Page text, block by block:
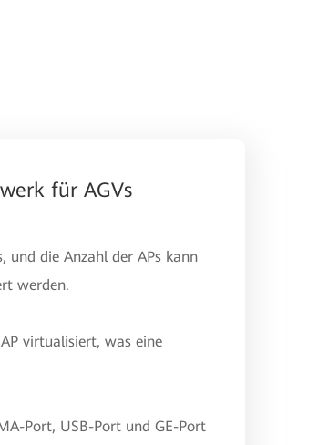
für AGVs
und die Anzahl der APs kann
werden.
virtualisiert, was eine
Port, USB-Port und GE-Port